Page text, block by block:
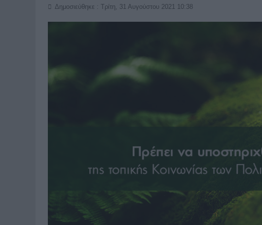
Δημοσιεύθηκε : Τρίτη, 31 Αυγούστου 2021 10:38